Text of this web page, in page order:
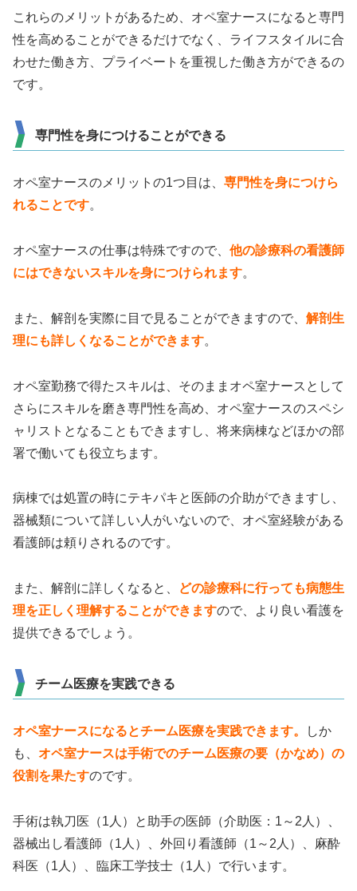
これらのメリットがあるため、オペ室ナースになると専門
性を高めることができるだけでなく、ライフスタイルに合
わせた働き方、プライベートを重視した働き方ができるの
です。
専門性を身につけることができる
オペ室ナースのメリットの1つ目は、 専門性を身につけら
れることです。
オペ室ナースの仕事は特殊ですので、 他の診療科の看護師
にはできないスキルを身につけられます。
また、解剖を実際に目で見ることができますので、 解剖生
理にも詳しくなることができます。
オペ室勤務で得たスキルは、そのままオペ室ナースとして
さらにスキルを磨き専門性を高め、オペ室ナースのスペシ
ャリストとなることもできますし、将来病棟などほかの部
署で働いても役立ちます。
病棟では処置の時にテキパキと医師の介助ができますし、
器械類について詳しい人がいないので、オペ室経験がある
看護師は頼りされるのです。
また、解剖に詳しくなると、
どの診療科に行っても病態生
理を正しく理解することができますので、より良い看護を
提供できるでしょう。
チーム医療を実践できる
オペ室ナースになるとチーム医療を実践できます。
しか
も、 オペ室ナースは手術でのチーム医療の要（かなめ）の
役割を果たすのです。
手術は執刀医（1人）と助手の医師（介助医：1～2人）、
器械出し看護師（1人）、外回り看護師（1～2人）、麻酔
科医（1人）、臨床工学技士（1人）で行います。